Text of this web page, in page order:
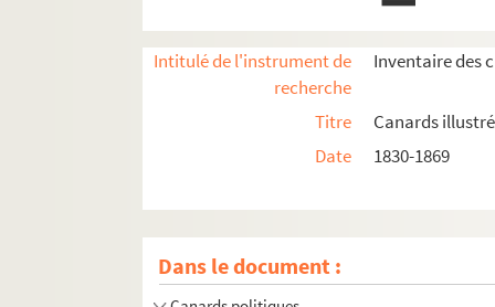
Intitulé de l'instrument de
recherche
Inventaire des
Titre
Canards
Date
1830-1869
Dans le document :